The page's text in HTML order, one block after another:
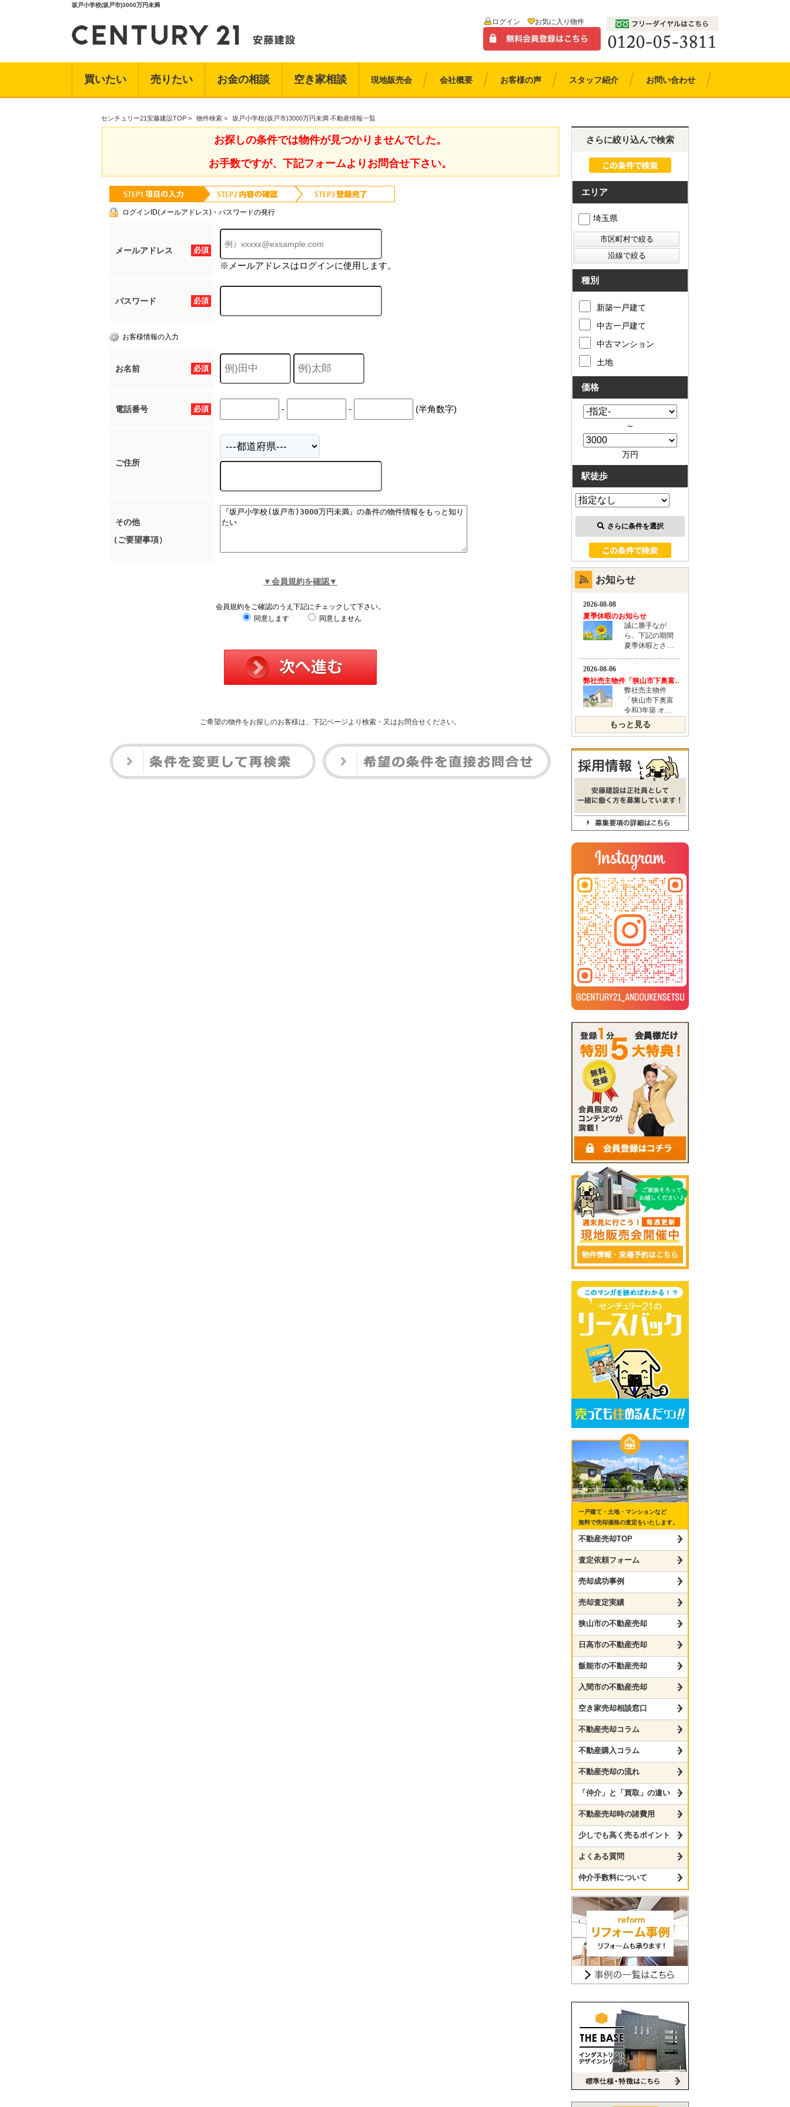
坂戸小学校(坂戸市)3000万円未満
ログイン お気に入り物件
買いたい 売りたい お金の相談 空き家相談 現地販売会 会社概要 お客様の声 スタッフ紹介 お問い合わせ
センチュリー21安藤建設TOP > 物件検索 > 坂戸小学校(坂戸市)3000万円未満 不動産情報一覧
お探しの条件では物件が見つかりませんでした。
お手数ですが、下記フォームよりお問合せ下さい。
ログインID(メールアドレス)・パスワードの発行
必須
メールアドレス
※メールアドレスはログインに使用します。
必須
パスワード
お客様情報の入力
必須
お名前
必須
電話番号 - - (半角数字)
ご住所
その他
（ご要望事項）
▼会員規約を確認▼
会員規約をご確認のうえ下記にチェックして下さい。
同意します
同意しません
ご希望の物件をお探しのお客様は、下記ページより検索・又はお問合せください。
さらに絞り込んで検索
エリア
埼玉県
種別
新築一戸建て
中古一戸建て
中古マンション
土地
価格
～
万円
駅徒歩
さらに条件を選択
お知らせ
もっと見る
一戸建て・土地・マンションなど
無料で売却価格の査定をいたします。
不動産売却TOP
査定依頼フォーム
売却成功事例
売却査定実績
狭山市の不動産売却
日高市の不動産売却
飯能市の不動産売却
入間市の不動産売却
空き家売却相談窓口
不動産売却コラム
不動産購入コラム
不動産売却の流れ
「仲介」と「買取」の違い
不動産売却時の諸費用
少しでも高く売るポイント
よくある質問
仲介手数料について